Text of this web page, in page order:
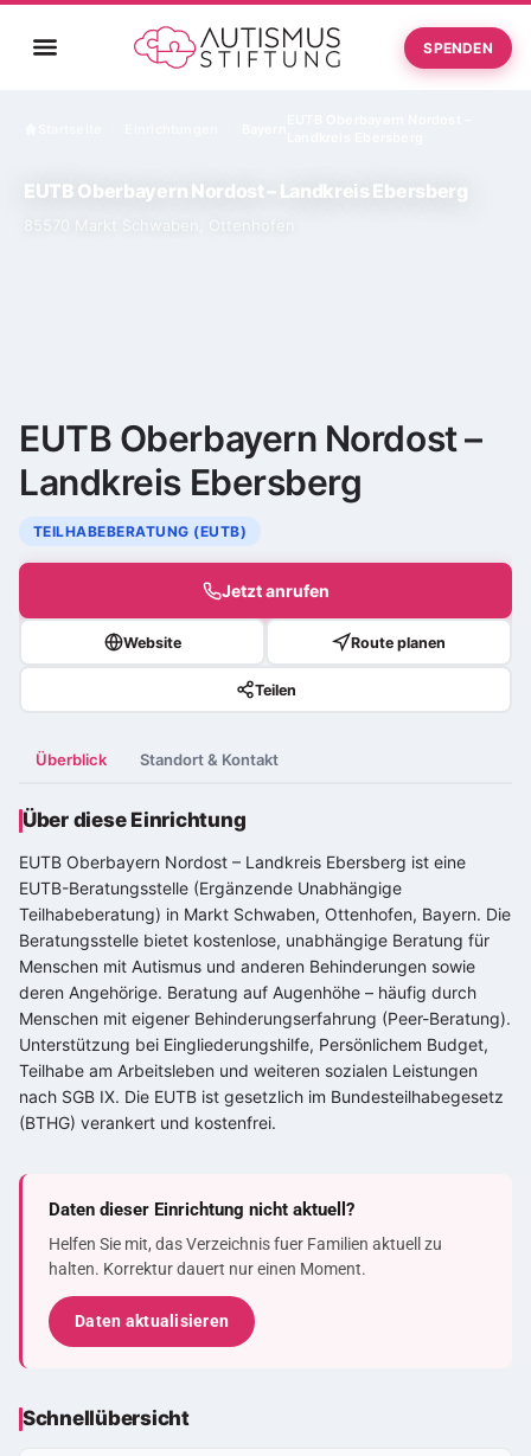
SPENDEN
EUTB Oberbayern Nordost – Landkreis Ebersberg
85570 Markt Schwaben, Ottenhofen
EUTB Oberbayern Nordost –
Landkreis Ebersberg
TEILHABEBERATUNG (EUTB)
Jetzt anrufen
Website Route planen
Teilen
Überblick Standort & Kontakt
Über diese Einrichtung
EUTB Oberbayern Nordost – Landkreis Ebersberg ist eine
EUTB-Beratungsstelle (Ergänzende Unabhängige
Teilhabeberatung) in Markt Schwaben, Ottenhofen, Bayern. Die
Beratungsstelle bietet kostenlose, unabhängige Beratung für
Menschen mit Autismus und anderen Behinderungen sowie
deren Angehörige. Beratung auf Augenhöhe – häufig durch
Menschen mit eigener Behinderungserfahrung (Peer-Beratung).
Unterstützung bei Eingliederungshilfe, Persönlichem Budget,
Teilhabe am Arbeitsleben und weiteren sozialen Leistungen
nach SGB IX. Die EUTB ist gesetzlich im Bundesteilhabegesetz
(BTHG) verankert und kostenfrei.
Daten dieser Einrichtung nicht aktuell?
Helfen Sie mit, das Verzeichnis fuer Familien aktuell zu
halten. Korrektur dauert nur einen Moment.
Daten aktualisieren
Schnellübersicht